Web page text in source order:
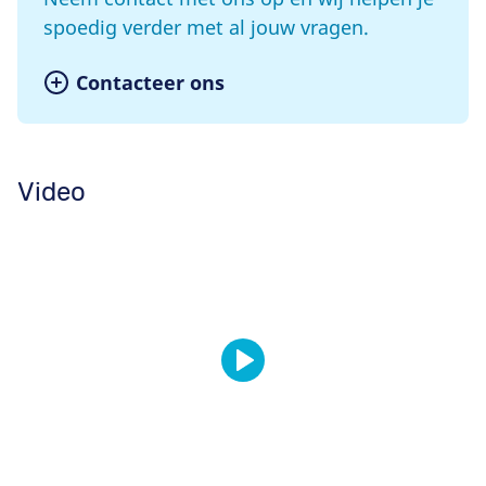
spoedig verder met al jouw vragen.
Contacteer ons
Video